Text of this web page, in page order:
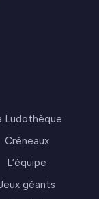
Ludothèque
Créneaux
L’équipe
géants